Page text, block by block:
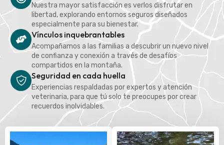
Nuestra mayor satisfacción es verlos disfrutar en
libertad, explorando entornos seguros diseñados
especialmente para su bienestar.
Vínculos inquebrantables
Acompañamos a las familias a descubrir un nuevo nivel
de confianza y conexión a través de desafíos
compartidos en la montaña.
Seguridad en cada huella
Experiencias respaldadas por expertos y atención
veterinaria, para que tú solo te preocupes por crear
recuerdos inolvidables.